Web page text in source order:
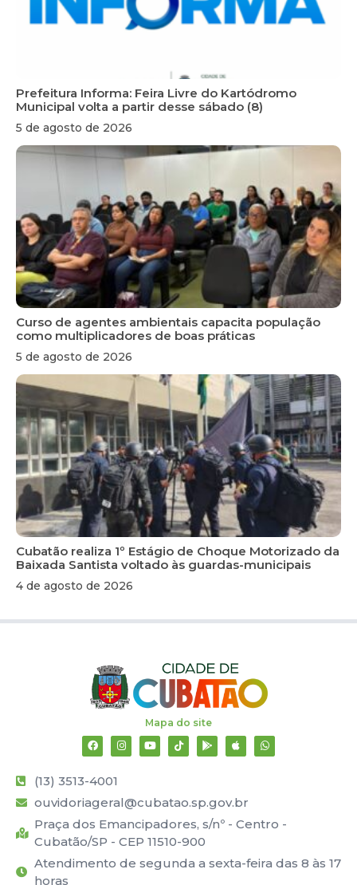
Prefeitura Informa: Feira Livre do Kartódromo
Municipal volta a partir desse sábado (8)
5 de agosto de 2026
Curso de agentes ambientais capacita população
como multiplicadores de boas práticas
5 de agosto de 2026
Cubatão realiza 1º Estágio de Choque Motorizado da
Baixada Santista voltado às guardas-municipais
4 de agosto de 2026
Mapa do site
(13) 3513-4001
ouvidoriageral@cubatao.sp.gov.br
Praça dos Emancipadores, s/nº - Centro -
Cubatão/SP - CEP 11510-900
Atendimento de segunda a sexta-feira das 8 às 17
horas